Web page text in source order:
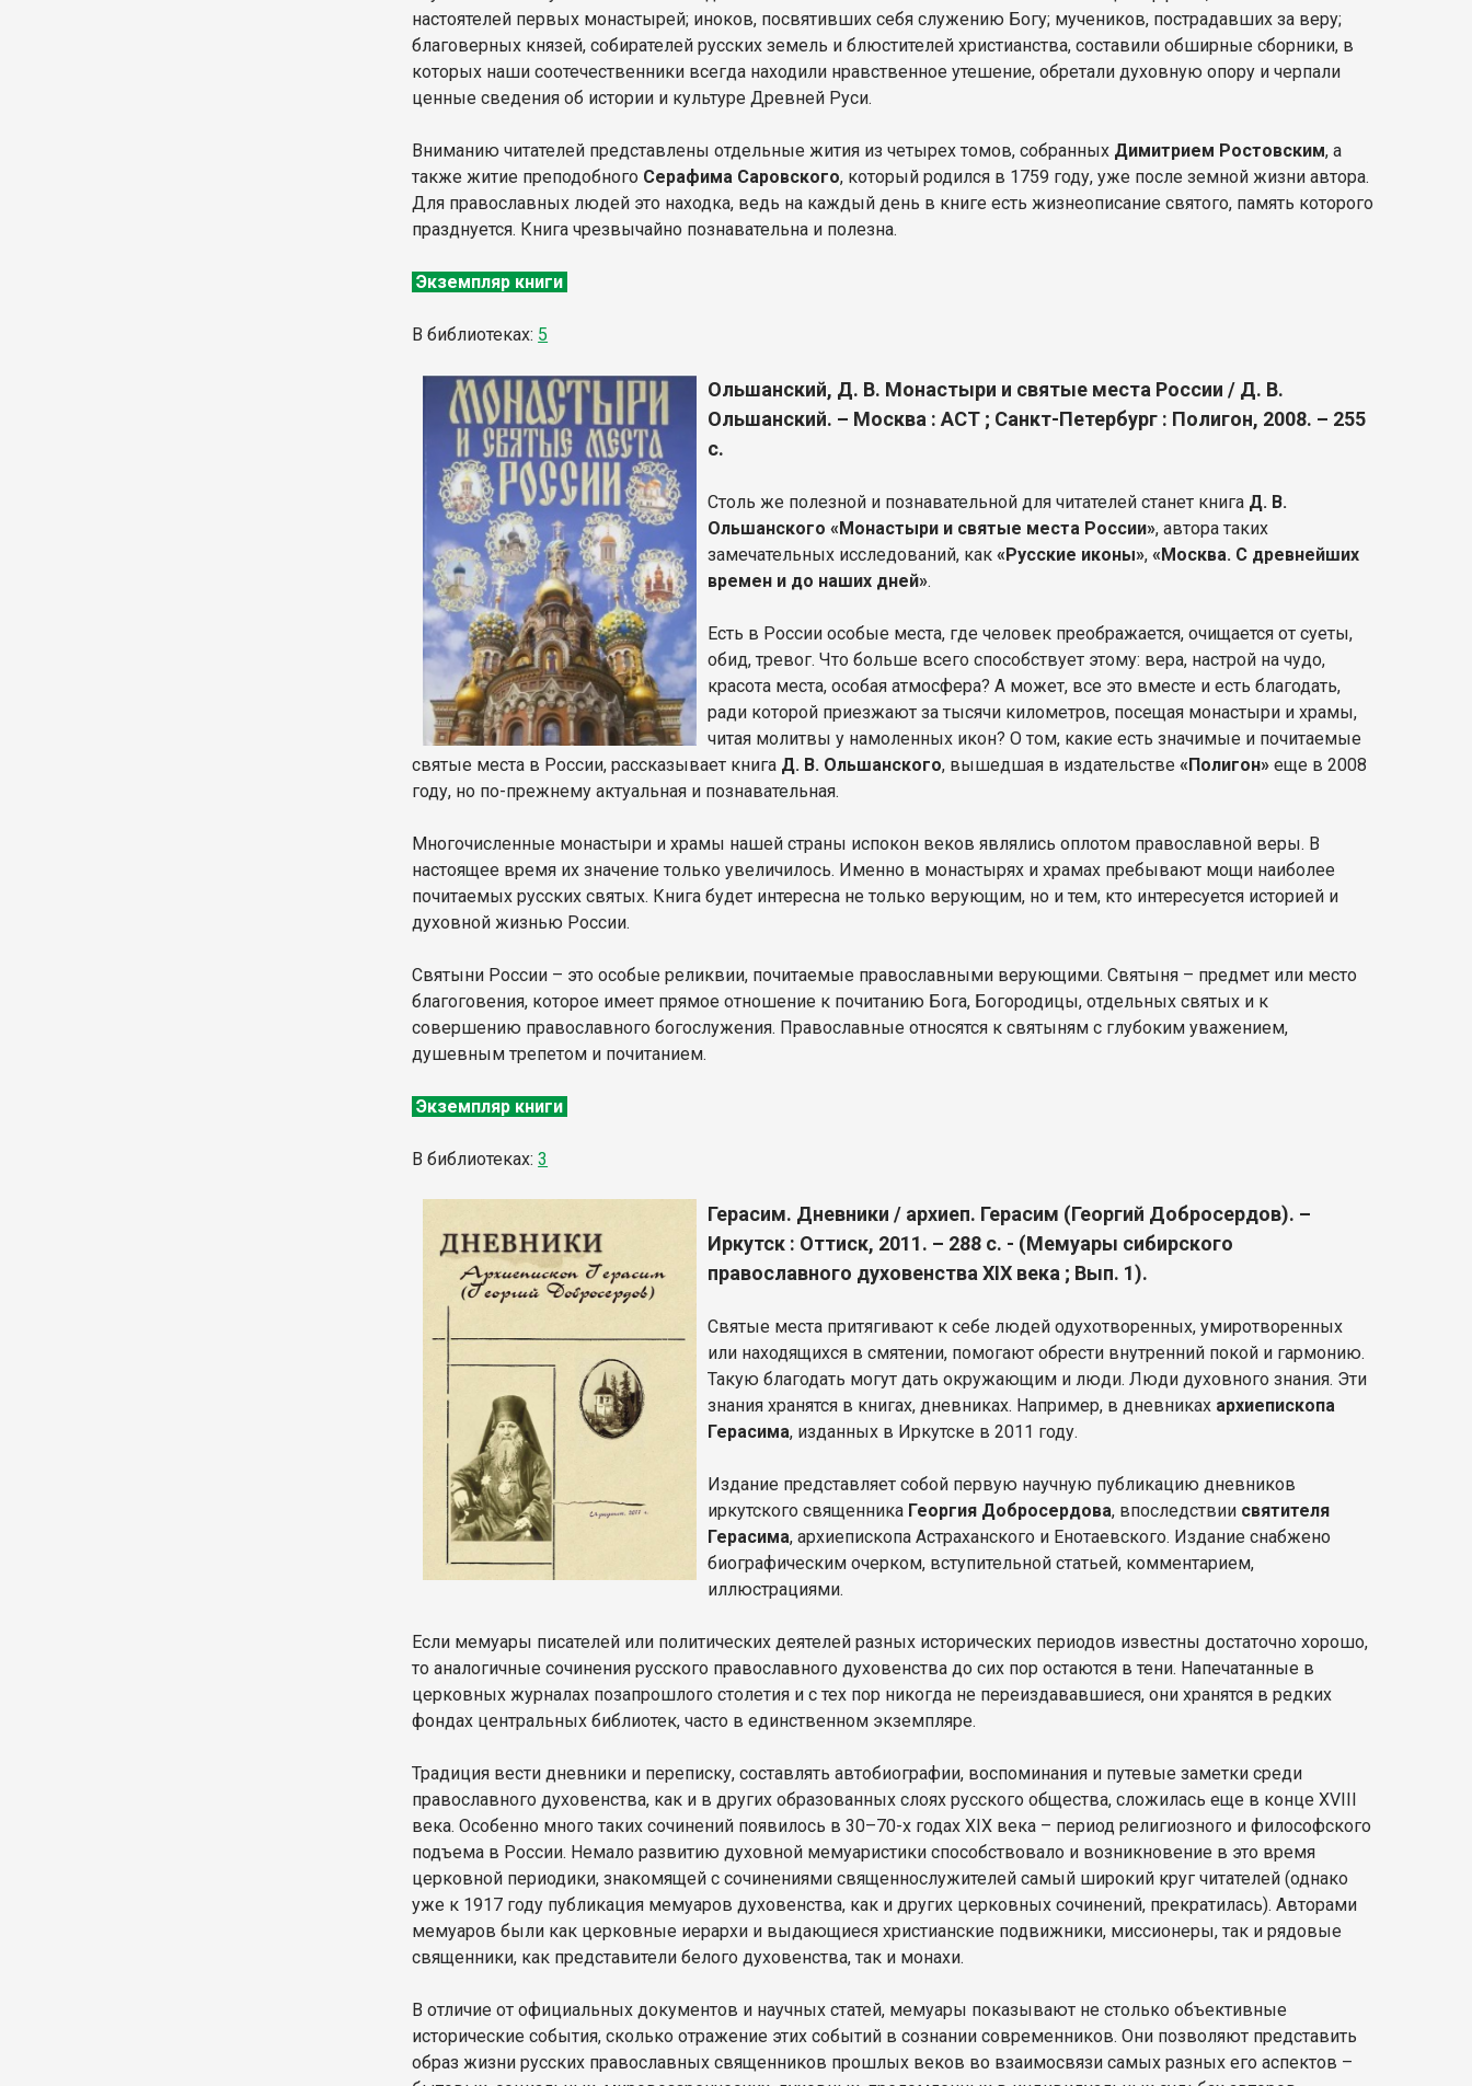
настоятелей первых монастырей; иноков, посвятивших себя служению Богу; мучеников, пострадавших за веру;
благоверных князей, собирателей русских земель и блюстителей христианства, составили обширные сборники, в
которых наши соотечественники всегда находили нравственное утешение, обретали духовную опору и черпали
ценные сведения об истории и культуре Древней Руси.
Вниманию читателей представлены отдельные жития из четырех томов, собранных Димитрием Ростовским, а
также житие преподобного Серафима Саровского, который родился в 1759 году, уже после земной жизни автора.
Для православных людей это находка, ведь на каждый день в книге есть жизнеописание святого, память которого
празднуется. Книга чрезвычайно познавательна и полезна.
Экземпляр книги
В библиотеках: 5
Ольшанский, Д. В. Монастыри и святые места России / Д. В.
Ольшанский. – Москва : АСТ ; Санкт-Петербург : Полигон, 2008. – 255
с.
Столь же полезной и познавательной для читателей станет книга Д. В.
Ольшанского «Монастыри и святые места России», автора таких
замечательных исследований, как«Русские иконы»,«Москва. С древнейших
времен и до наших дней».
Есть в России особые места, где человек преображается, очищается от суеты,
обид, тревог. Что больше всего способствует этому: вера, настрой на чудо,
красота места, особая атмосфера? А может, все это вместе и есть благодать,
ради которой приезжают за тысячи километров, посещая монастыри и храмы,
читая молитвы у намоленных икон? О том, какие есть значимые и почитаемые
святые места в России, рассказывает книга Д. В. Ольшанского, вышедшая в издательстве«Полигон» еще в 2008
году, но по-прежнему актуальная и познавательная.
Многочисленные монастыри и храмы нашей страны испокон веков являлись оплотом православной веры. В
настоящее время их значение только увеличилось. Именно в монастырях и храмах пребывают мощи наиболее
почитаемых русских святых. Книга будет интересна не только верующим, но и тем, кто интересуется историей и
духовной жизнью России.
Святыни России – это особые реликвии, почитаемые православными верующими. Святыня – предмет или место
благоговения, которое имеет прямое отношение к почитанию Бога, Богородицы, отдельных святых и к
совершению православного богослужения. Православные относятся к святыням с глубоким уважением,
душевным трепетом и почитанием.
Экземпляр книги
В библиотеках:3
Герасим. Дневники / архиеп. Герасим (Георгий Добросердов). –
Иркутск : Оттиск, 2011. – 288 с. - (Мемуары сибирского
православного духовенства XIX века ; Вып. 1).
Святые места притягивают к себе людей одухотворенных, умиротворенных
или находящихся в смятении, помогают обрести внутренний покой и гармонию.
Такую благодать могут дать окружающим и люди. Люди духовного знания. Эти
знания хранятся в книгах, дневниках. Например, в дневниках архиепископа
Герасима, изданных в Иркутске в 2011 году.
Издание представляет собой первую научную публикацию дневников
иркутского священника Георгия Добросердова, впоследствии святителя
Герасима, архиепископа Астраханского и Енотаевского. Издание снабжено
биографическим очерком, вступительной статьей, комментарием,
иллюстрациями.
Если мемуары писателей или политических деятелей разных исторических периодов известны достаточно хорошо,
то аналогичные сочинения русского православного духовенства до сих пор остаются в тени. Напечатанные в
церковных журналах позапрошлого столетия и с тех пор никогда не переиздававшиеся, они хранятся в редких
фондах центральных библиотек, часто в единственном экземпляре.
Традиция вести дневники и переписку, составлять автобиографии, воспоминания и путевые заметки среди
православного духовенства, как и в других образованных слоях русского общества, сложилась еще в конце XVIII
века. Особенно много таких сочинений появилось в 30–70-х годах XIX века – период религиозного и философского
подъема в России. Немало развитию духовной мемуаристики способствовало и возникновение в это время
церковной периодики, знакомящей с сочинениями священнослужителей самый широкий круг читателей (однако
уже к 1917 году публикация мемуаров духовенства, как и других церковных сочинений, прекратилась). Авторами
мемуаров были как церковные иерархи и выдающиеся христианские подвижники, миссионеры, так и рядовые
священники, как представители белого духовенства, так и монахи.
В отличие от официальных документов и научных статей, мемуары показывают не столько объективные
исторические события, сколько отражение этих событий в сознании современников. Они позволяют представить
образ жизни русских православных священников прошлых веков во взаимосвязи самых разных его аспектов –